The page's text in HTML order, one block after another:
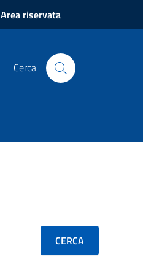
Area riservata
Cerca